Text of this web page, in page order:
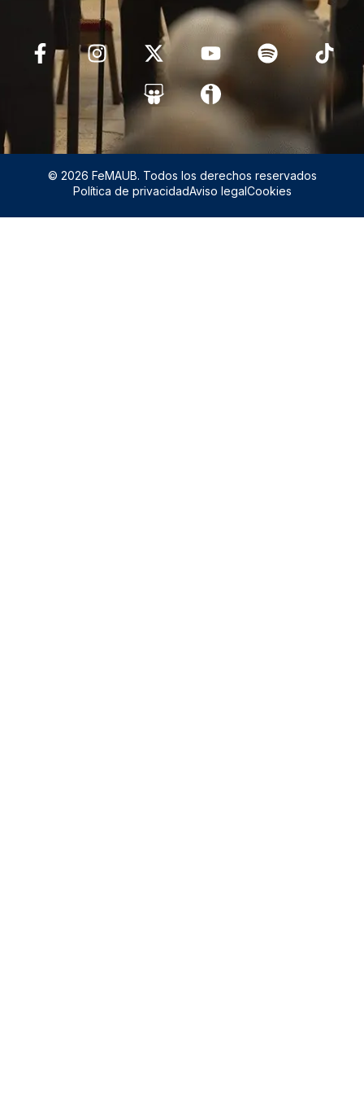
© 2026 FeMAUB. Todos los derechos reservados
Política de privacidadAviso legalCookies